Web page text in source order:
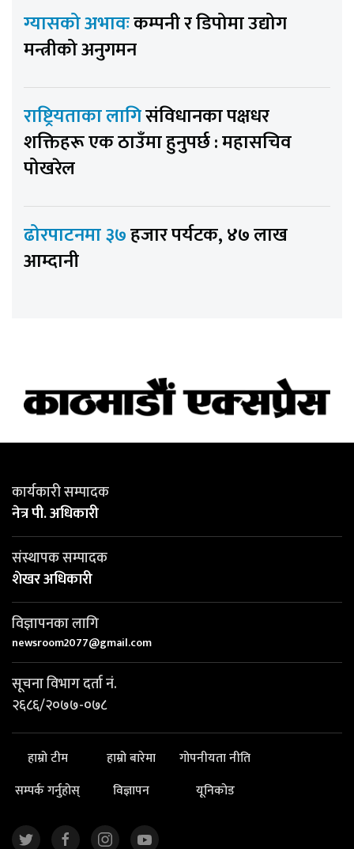
ग्यासको अभावःकम्पनी र डिपोमा उद्योग
मन्त्रीको अनुगमन
राष्ट्रियताका लागिसंविधानका पक्षधर
शक्तिहरू एक ठाउँमा हुनुपर्छ : महासचिव
पोखरेल
ढोरपाटनमा ३७हजार पर्यटक, ४७ लाख
आम्दानी
कार्यकारी सम्पादक
नेत्र पी. अधिकारी
संस्थापक सम्पादक
शेखर अधिकारी
विज्ञापनका लागि
newsroom2077@gmail.com
सूचना विभाग दर्ता नं.
२६८६/२०७७-०७८
हाम्रो टीम हाम्रो बारेमा
गोपनीयता नीति
सम्पर्क गर्नुहोस्
विज्ञापन यूनिकोड